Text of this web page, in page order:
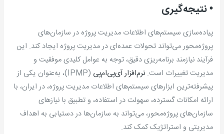
• نتیجه‌گیری
پیاده‌سازی سیستم‌های اطلاعات مدیریت پروژه در سازمان‌های
پروژه‌محور می‌تواند تحولات عمده‌ای در مدیریت پروژه ایجاد کند. این
فرآیند نیازمند برنامه‌ریزی دقیق، توجه به عوامل کلیدی موفقیت و
مدیریت تغییرات است. نرم‌افزار آی‌پی‌ام‌پی
(IPMP)، به‌عنوان یکی از
پیشرفته‌ترین ابزارهای سیستم‌های اطلاعات مدیریت پروژه، در ایران، با
ارائه امکانات گسترده، سهولت در استفاده، و تطبیق با نیازهای
سازمان‌های پروژه‌محور، می‌تواند به سازمان‌ها در دستیابی به اهداف
مدیریتی و استراتژیک کمک کند.